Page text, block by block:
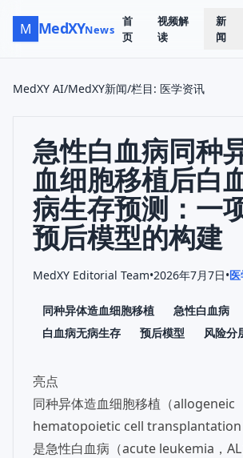
M MedXYNews
首
页
视频解
读
新
闻
MedXY AI/MedXY新闻/栏目: 医学资讯
急性白血病同种
血细胞移植后白
病生存预测：一
预后模型的构建
MedXY Editorial Team•2026年7月7日•
同种异体造血细胞移植
急性白血病
白血病无病生存
预后模型 风险分
亮点
同种异体造血细胞移植（allogeneic
hematopoietic cell transplantation
是急性白血病（acute leukemia，